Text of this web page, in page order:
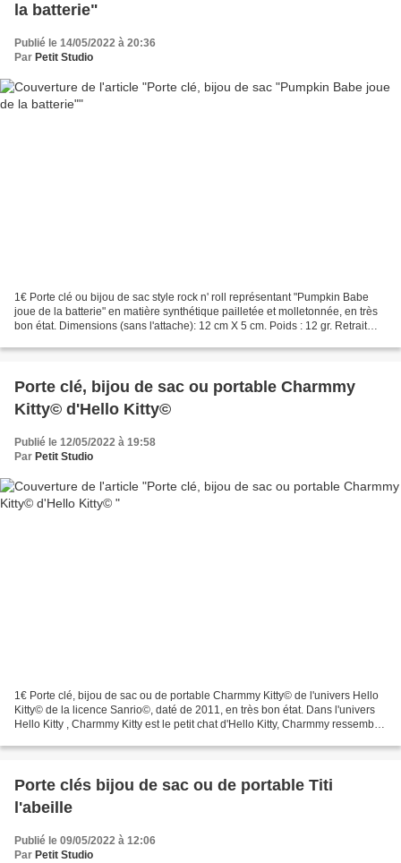
la batterie"
Publié le 14/05/2022 à 20:36
Par Petit Studio
1€ Porte clé ou bijou de sac style rock n' roll représentant "Pumpkin Babe
joue de la batterie" en matière synthétique pailletée et molletonnée, en très
bon état. Dimensions (sans l'attache): 12 cm X 5 cm. Poids : 12 gr. Retrait
Porte clé, bijou de sac ou portable Charmmy
Kitty© d'Hello Kitty©
Publié le 12/05/2022 à 19:58
Par Petit Studio
1€ Porte clé, bijou de sac ou de portable Charmmy Kitty© de l'univers Hello
Kitty© de la licence Sanrio©, daté de 2011, en très bon état. Dans l'univers
Hello Kitty , Charmmy Kitty est le petit chat d'Hello Kitty, Charmmy ressemble
Porte clés bijou de sac ou de portable Titi
l'abeille
Publié le 09/05/2022 à 12:06
Par Petit Studio